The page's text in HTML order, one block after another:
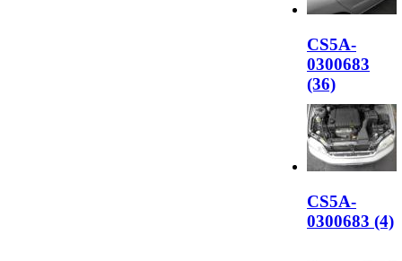
CS5A-
0300683
(36)
CS5A-
0300683 (4)